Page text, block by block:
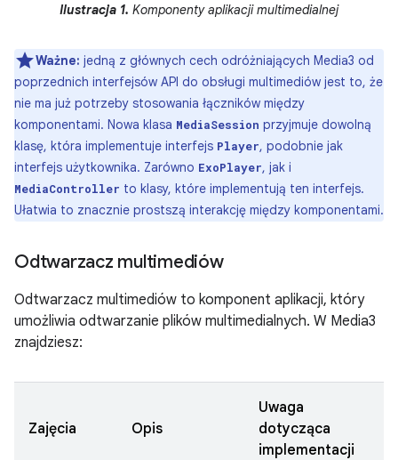
Ilustracja 1. Komponenty aplikacji multimedialnej
Ważne: jedną z głównych cech odróżniających Media3 od
poprzednich interfejsów API do obsługi multimediów jest to, że
nie ma już potrzeby stosowania łączników między
komponentami. Nowa klasa MediaSession przyjmuje dowolną
klasę, która implementuje interfejs Player, podobnie jak
interfejs użytkownika. Zarówno ExoPlayer, jak i
MediaController to klasy, które implementują ten interfejs.
Ułatwia to znacznie prostszą interakcję między komponentami.
Odtwarzacz multimediów
Odtwarzacz multimediów to komponent aplikacji, który
umożliwia odtwarzanie plików multimedialnych. W Media3
znajdziesz:
Zajęcia Opis
Uwaga
dotycząca
implementacji